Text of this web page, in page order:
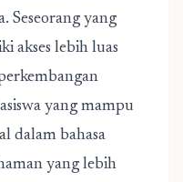
Seseorang yang
akses lebih luas
yang mampu
dalam bahasa
yang lebih